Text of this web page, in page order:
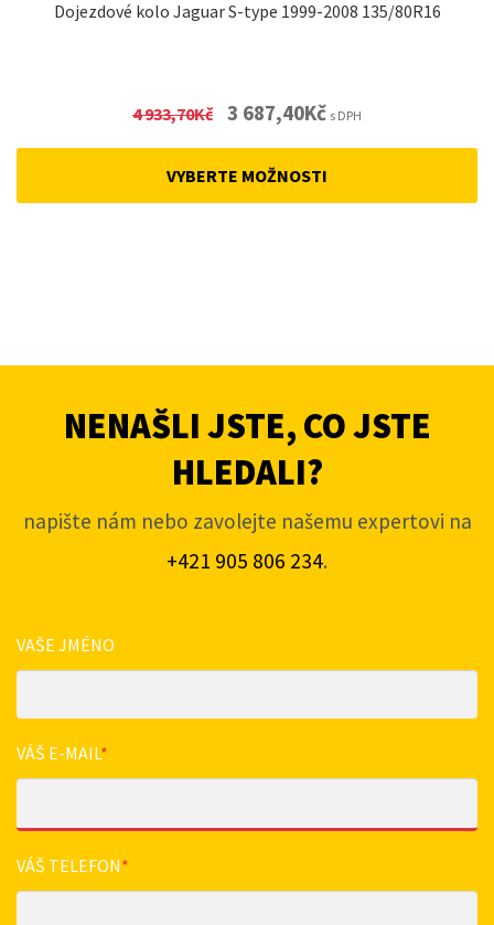
Dojezdové kolo Jaguar S-type 1999-2008 135/80R16
4 933,70Kč Original
3 687,40KčCurrent
s DPH
VYBERTE MOŽNOSTI
NENAŠLI JSTE, CO JSTE
HLEDALI?
napište nám nebo zavolejte našemu expertovi na
+421 905 806 234.
VAŠE JMÉNO
VÁŠ E-MAIL*
VÁŠ TELEFON*